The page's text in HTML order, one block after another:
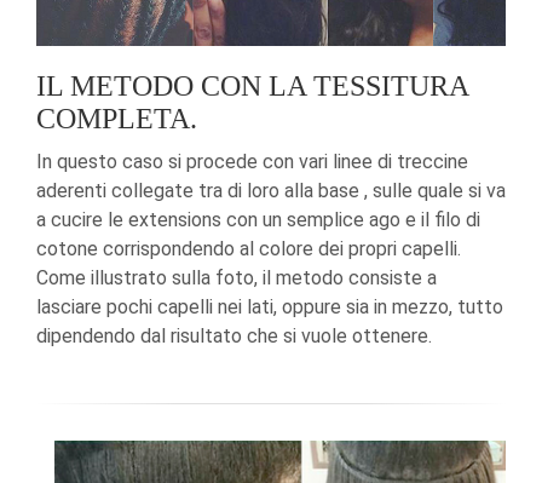
IL METODO CON LA TESSITURA
COMPLETA.
In questo caso si procede con vari linee di treccine
aderenti collegate tra di loro alla base , sulle quale si va
a cucire le extensions con un semplice ago e il filo di
cotone corrispondendo al colore dei propri capelli.
Come illustrato sulla foto, il metodo consiste a
lasciare pochi capelli nei lati, oppure sia in mezzo, tutto
dipendendo dal risultato che si vuole ottenere.